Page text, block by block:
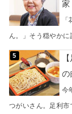
家
ん。」そう穏やか
の
今
つがいさん。足利市